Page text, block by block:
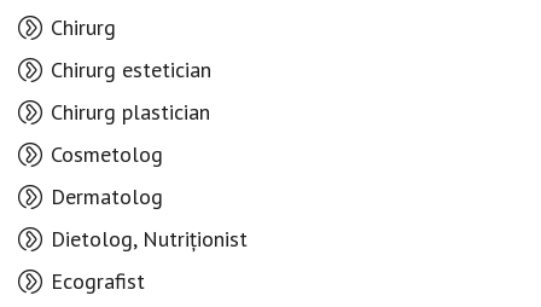
Chirurg
Chirurg estetician
Chirurg plastician
Cosmetolog
Dermatolog
Dietolog, Nutriționist
Ecografist